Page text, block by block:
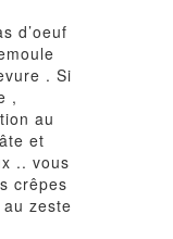
d’oeuf
. Si
,
au
et
.. vous
crêpes
zeste